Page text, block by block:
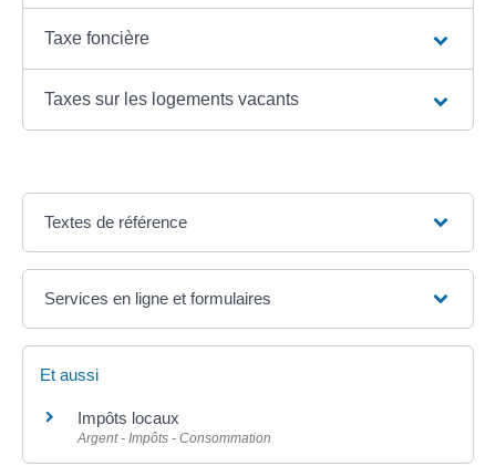
Taxe foncière
Taxes sur les logements vacants
Textes de référence
Services en ligne et formulaires
Et aussi
Impôts locaux
Argent - Impôts - Consommation